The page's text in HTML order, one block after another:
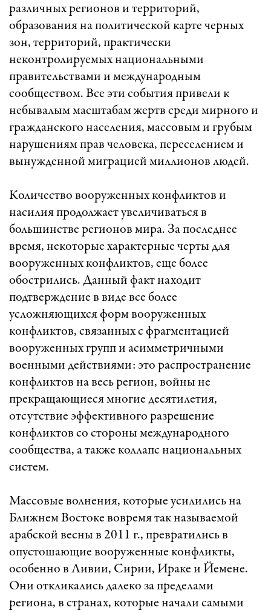
различных регионов и территорий,
образования на политической карте черных
зон, территорий, практически
неконтролируемых национальными
правительствами и международным
сообществом. Все эти события привели к
небывалым масштабам жертв среди мирного и
гражданского населения, массовым и грубым
нарушениям прав человека, переселением и
вынужденной миграцией миллионов людей.
Количество вооруженных конфликтов и
насилия продолжает увеличиваться в
большинстве регионов мира. За последнее
время, некоторые характерные черты для
вооруженных конфликтов, еще более
обострились. Данный факт находит
подтверждение в виде все более
усложняющихся форм вооруженных
конфликтов, связанных с фрагментацией
вооруженных групп и асимметричными
военными действиями: это распространение
конфликтов на весь регион, войны не
прекращающиеся многие десятилетия,
отсутствие эффективного разрешение
конфликтов со стороны международного
сообщества, а также коллапс национальных
систем.
Массовые волнения, которые усилились на
Ближнем Востоке вовремя так называемой
арабской весны в 2011 г., превратились в
опустошающие вооруженные конфликты,
особенно в Ливии, Сирии, Ираке и Йемене.
Они откликались далеко за пределами
региона, в странах, которые начали самыми